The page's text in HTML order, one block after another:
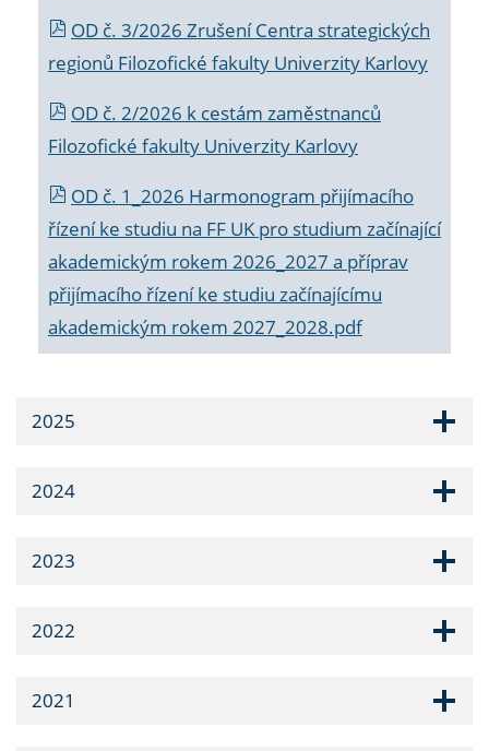
OD č. 3/2026 Zrušení Centra strategických
regionů Filozofické fakulty Univerzity Karlovy
OD č. 2/2026 k cestám zaměstnanců
Filozofické fakulty Univerzity Karlovy
OD č. 1_2026 Harmonogram přijímacího
řízení ke studiu na FF UK pro studium začínající
akademickým rokem 2026_2027 a příprav
přijímacího řízení ke studiu začínajícímu
akademickým rokem 2027_2028.pdf
2025
2024
2023
2022
2021